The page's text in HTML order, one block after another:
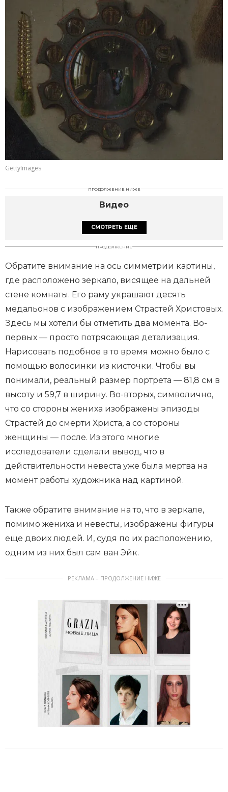
GettyImages
ПРОДОЛЖЕНИЕ НИЖЕ
Видео
СМОТРЕТЬ ЕЩЕ
ПРОДОЛЖЕНИЕ
Обратите внимание на ось симметрии картины,
где расположено зеркало, висящее на дальней
стене комнаты. Его раму украшают десять
медальонов с изображением Страстей Христовых.
Здесь мы хотели бы отметить два момента. Во-
первых — просто потрясающая детализация.
Нарисовать подобное в то время можно было с
помощью волосинки из кисточки. Чтобы вы
понимали, реальный размер портрета — 81,8 см в
высоту и 59,7 в ширину. Во-вторых, символично,
что со стороны жениха изображены эпизоды
Страстей до смерти Христа, а со стороны
женщины — после. Из этого многие
исследователи сделали вывод, что в
действительности невеста уже была мертва на
момент работы художника над картиной.
Также обратите внимание на то, что в зеркале,
помимо жениха и невесты, изображены фигуры
еще двоих людей. И, судя по их расположению,
одним из них был сам ван Эйк.
РЕКЛАМА – ПРОДОЛЖЕНИЕ НИЖЕ